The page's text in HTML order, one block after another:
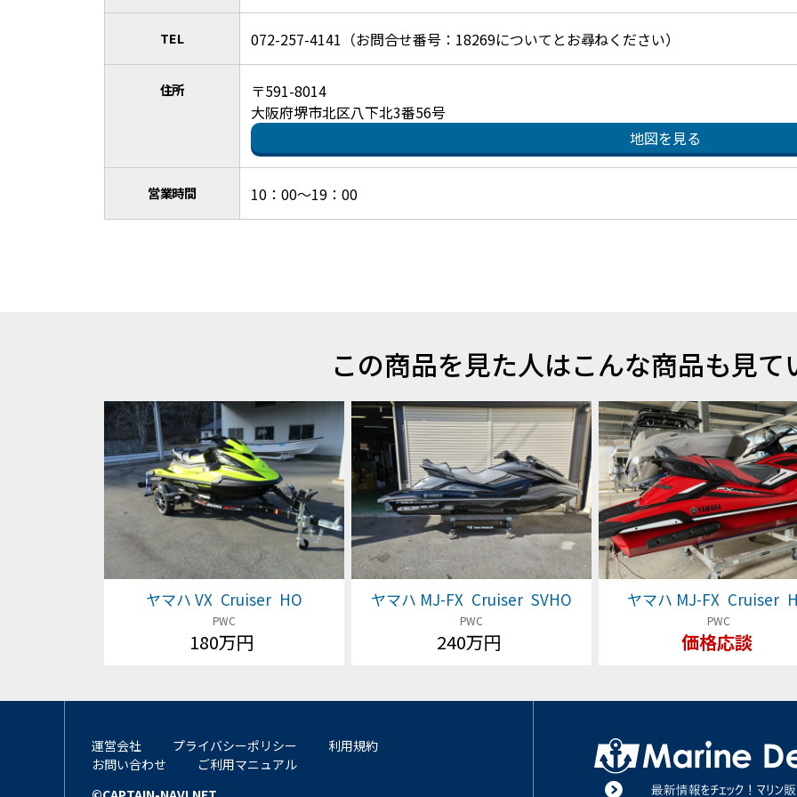
TEL 072-257-4141（お問合せ番号：18269についてとお尋ねください）
住所
〒591-8014
大阪府堺市北区八下北3番56号
地図を見る
営業時間 10：00～19：00
この商品を見た人はこんな商品も見て
ヤマハ VX Cruiser HO
PWC
180万円
ヤマハ MJ-FX Cruiser SVHO
PWC
240万円
ヤマハ MJ-FX Cruiser
PWC
価格応談
運営会社 プライバシーポリシー
利用規約
お問い合わせ
ご利用マニュアル